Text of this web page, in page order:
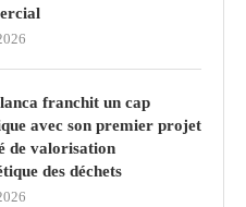
franchit un cap
avec son premier projet
de valorisation
des déchets